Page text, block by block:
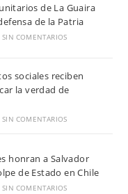
de La Guaira
de la Patria
SIN COMENTARIOS
sociales reciben
la verdad de
SIN COMENTARIOS
honran a Salvador
de Estado en Chile
SIN COMENTARIOS